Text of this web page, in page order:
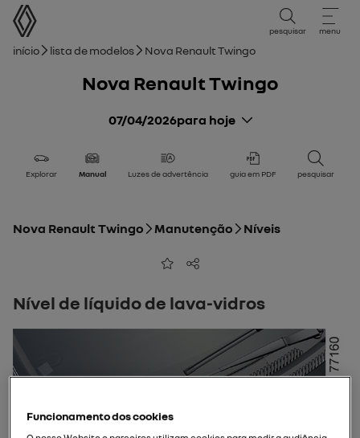
Manual do Utilizador
pesquisar menu
Caminho de navegação
Início Lista de modelos Nova Renault Twingo
Nova Renault Twingo
07/04/2026para hoje
Explorar Manual Luzes de advertência guia em PDF pesquisar
Nova Renault Twingo Manutenção Níveis
Adicionar aos favoritos
Partilhar
Nível de líquido de lava-vidros
Funcionamento dos cookies